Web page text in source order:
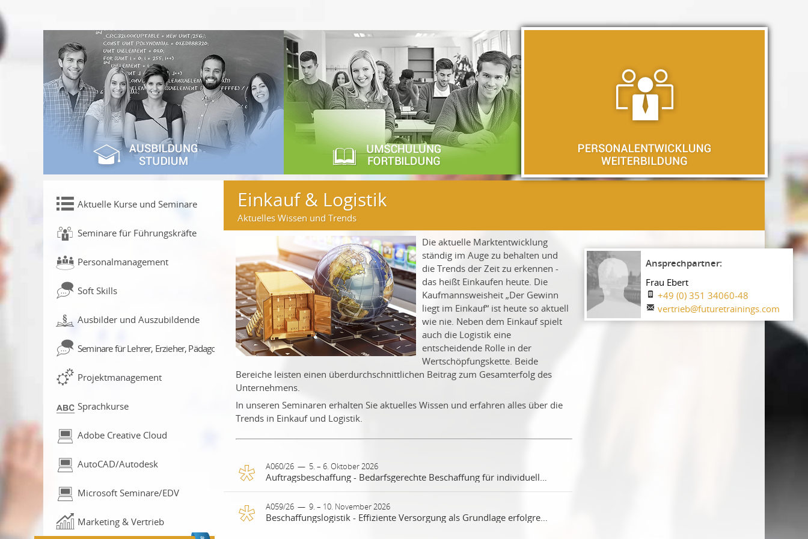
Aktuelle Kurse und Seminare
Seminare für Führungskräfte
Personalmanagement
Soft Skills
Ausbilder und Auszubildende
Seminare für Lehrer, Erzieher, Pädagogen
Projektmanagement
Sprachkurse
Adobe Creative Cloud
AutoCAD/Autodesk
Microsoft Seminare/EDV
Marketing & Vertrieb
Einkauf & Logistik
Aktuelles Wissen und Trends
Die aktuelle Marktentwicklung
ständig im Auge zu behalten und
die Trends der Zeit zu erkennen -
das heißt Einkaufen heute. Die
Kaufmannsweisheit „Der Gewinn
liegt im Einkauf“ ist heute so aktuell
wie nie. Neben dem Einkauf spielt
auch die Logistik eine
entscheidende Rolle in der
Wertschöpfungskette. Beide
Bereiche leisten einen überdurchschnittlichen Beitrag zum Gesamterfolg des
Unternehmens.
In unseren Seminaren erhalten Sie aktuelles Wissen und erfahren alles über die
Trends in Einkauf und Logistik.
A060/26 — 5. – 6. Oktober 2026
Die Auftragsbeschaffung ist eine Beschaffungsstrategie, bei der
Materialien, Komponenten oder Waren erst nach Eingang eines
A059/26 — 9. – 10. November 2026
Frau Ebert
+49 (0) 351 34060-48
vertrieb@futuretrainings.com